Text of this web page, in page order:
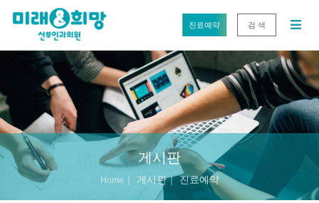
진료예약 검 색
게시판
Home 게시판 진료예약